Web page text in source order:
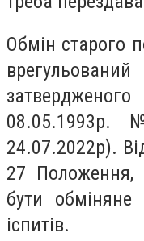
Обмін старого
08.05.1993р.
24.07.2022р).
27 Положення,
бути
іспитів.